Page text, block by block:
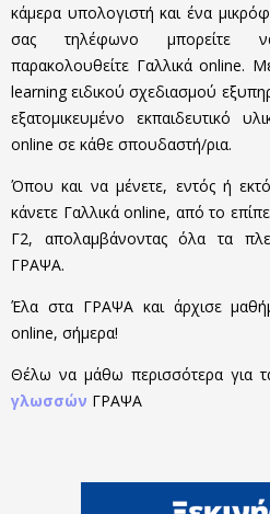
κάμερα υπολογιστή και ένα
σας τηλέφωνο μπορείτε
παρακολουθείτε Γαλλικά online.
learning ειδικού σχεδιασμού
εξατομικευμένο εκπαιδευτικό
online σε κάθε σπουδαστή/ρια.
Όπου και να μένετε, εντός ή
κάνετε Γαλλικά online, από το
Γ2, απολαμβάνοντας όλα τα
ΓΡΑΨΑ.
Έλα στα ΓΡΑΨΑ και άρχισε
online, σήμερα!
Θέλω να μάθω περισσότερα για
γλωσσών ΓΡΑΨΑ